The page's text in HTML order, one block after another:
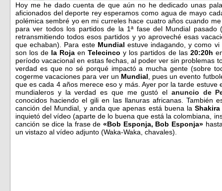
Hoy me he dado cuenta de que aún no he dedicado unas
aficionados del deporte rey esperamos como agua de mayo
polémica sembré yo en mi curreles hace cuatro años cuando
para ver todos los partidos de la 1ª fase del Mundial pasado
retransmitiendo todos esos partidos y yo aproveché esas
que echaban). Para este Mundial estuve indagando, y como
son los de la Roja enTelecinco y los partidos de las 20:20h
período vacacional en estas fechas, al poder ver sin problemas
verdad es que no sé porqué impactó a mucha gente (sobre
cogerme vacaciones para ver un Mundial , pues un evento
que es cada 4 años merece eso y más. Ayer por la tarde estuve
mundialeros y la verdad es que me gustó el anuncio de
conocidos haciendo el gili en las llanuras africanas. También
canción del Mundial, y anda que apenas está buena laShakira
inquietó del vídeo (aparte de lo buena que está la colombiana,
canción se dice la frase de«Bob Esponja, Bob Esponja»
un vistazo al vídeo adjunto (Waka-Waka, chavales).